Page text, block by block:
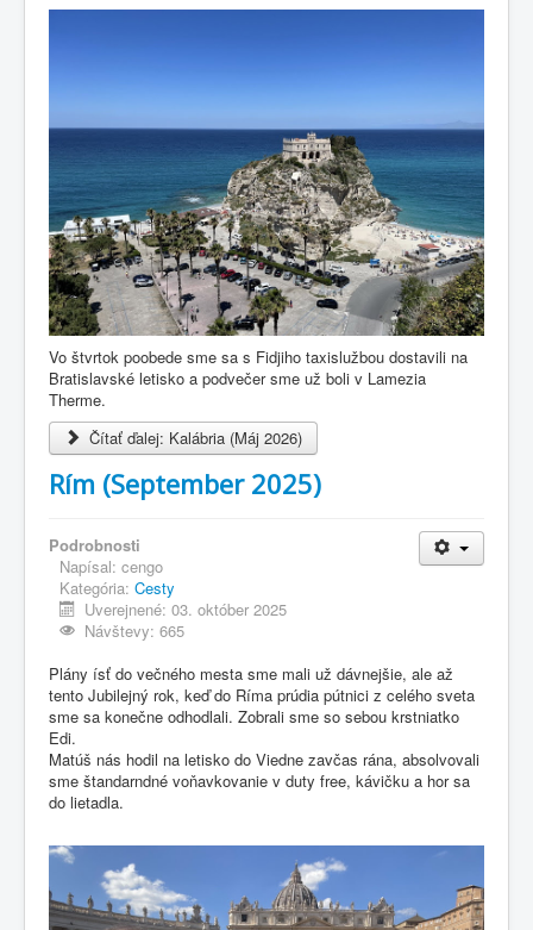
Vo štvrtok poobede sme sa s Fidjiho taxislužbou dostavili na
Bratislavské letisko a podvečer sme už boli v Lamezia
Therme.
Čítať ďalej: Kalábria (Máj 2026)
Rím (September 2025)
Podrobnosti
Napísal: cengo
Kategória: Cesty
Uverejnené: 03. október 2025
Návštevy: 665
Plány ísť do večného mesta sme mali už dávnejšie, ale až
tento Jubilejný rok, keď do Ríma prúdia pútnici z celého sveta
sme sa konečne odhodlali. Zobrali sme so sebou krstniatko
Edi.
Matúš nás hodil na letisko do Viedne zavčas rána, absolvovali
sme štandarndné voňavkovanie v duty free, kávičku a hor sa
do lietadla.